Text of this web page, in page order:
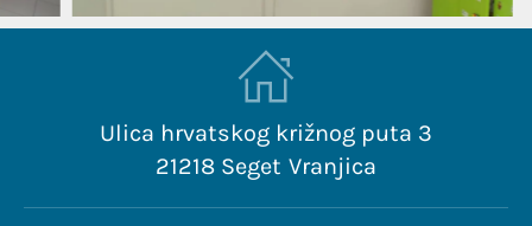
Ulica hrvatskog križnog puta 3
21218 Seget Vranjica